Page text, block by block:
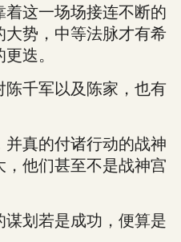
这一场场接连不断的
大势，中等法脉才有希
迭。
千军以及陈家，也有
的付诸行动的战神
他们甚至不是战神宫
划若是成功，便算是